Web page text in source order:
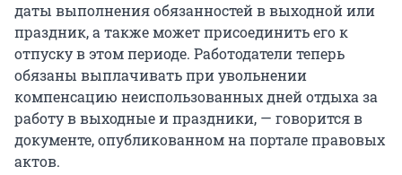
даты выполнения обязанностей в выходной или
праздник, а также может присоединить его к
отпуску в этом периоде. Работодатели теперь
обязаны выплачивать при увольнении
компенсацию неиспользованных дней отдыха за
работу в выходные и праздники, — говорится в
документе, опубликованном на портале правовых
актов.